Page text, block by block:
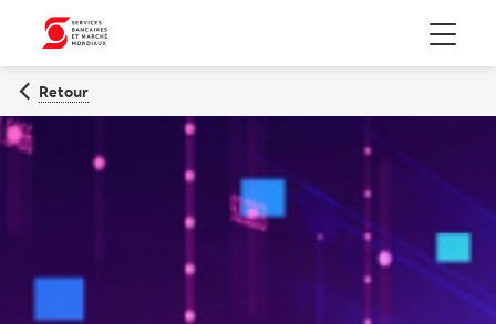
Menu
Retour